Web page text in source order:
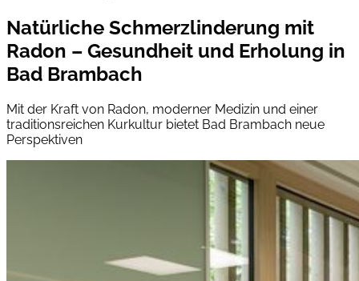
Natürliche Schmerzlinderung mit
Radon – Gesundheit und Erholung in
Bad Brambach
Mit der Kraft von Radon, moderner Medizin und einer
traditionsreichen Kurkultur bietet Bad Brambach neue
Perspektiven